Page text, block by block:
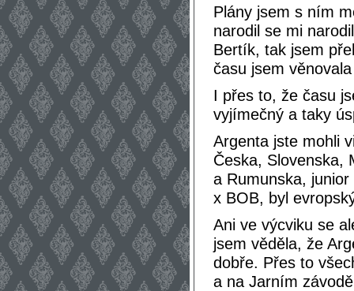
Plány jsem s ním
narodil se mi
Bertík, tak jsem
času jsem
I přes to, že času
vyjímečný a taky
Argenta jste mohli
Česka, Slovenska,
a Rumunska,
x BOB, byl
Ani ve výcviku se
jsem věděla, že
dobře. Přes to
a na Jarním